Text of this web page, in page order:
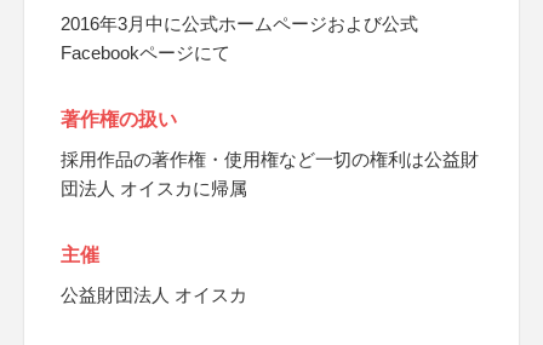
2016年3月中に公式ホームページおよび公式
Facebookページにて
著作権の扱い
採用作品の著作権・使用権など一切の権利は公益財
団法人 オイスカに帰属
主催
公益財団法人 オイスカ